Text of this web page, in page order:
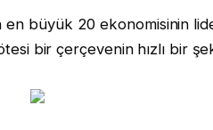
en büyük 20 ekonomisinin
bir çerçevenin hızlı bir